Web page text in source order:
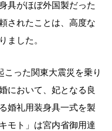
具がほぼ外国製だった
されたことは、高度な
ました。
こった関東大震災を乗り
において、妃となる良
婚礼用装身具一式を製
モト」は宮内省御用達